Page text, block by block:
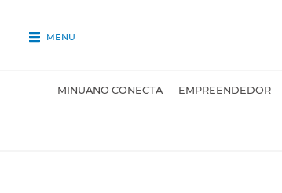
MENU
MINUANO CONECTA EMPREENDEDOR